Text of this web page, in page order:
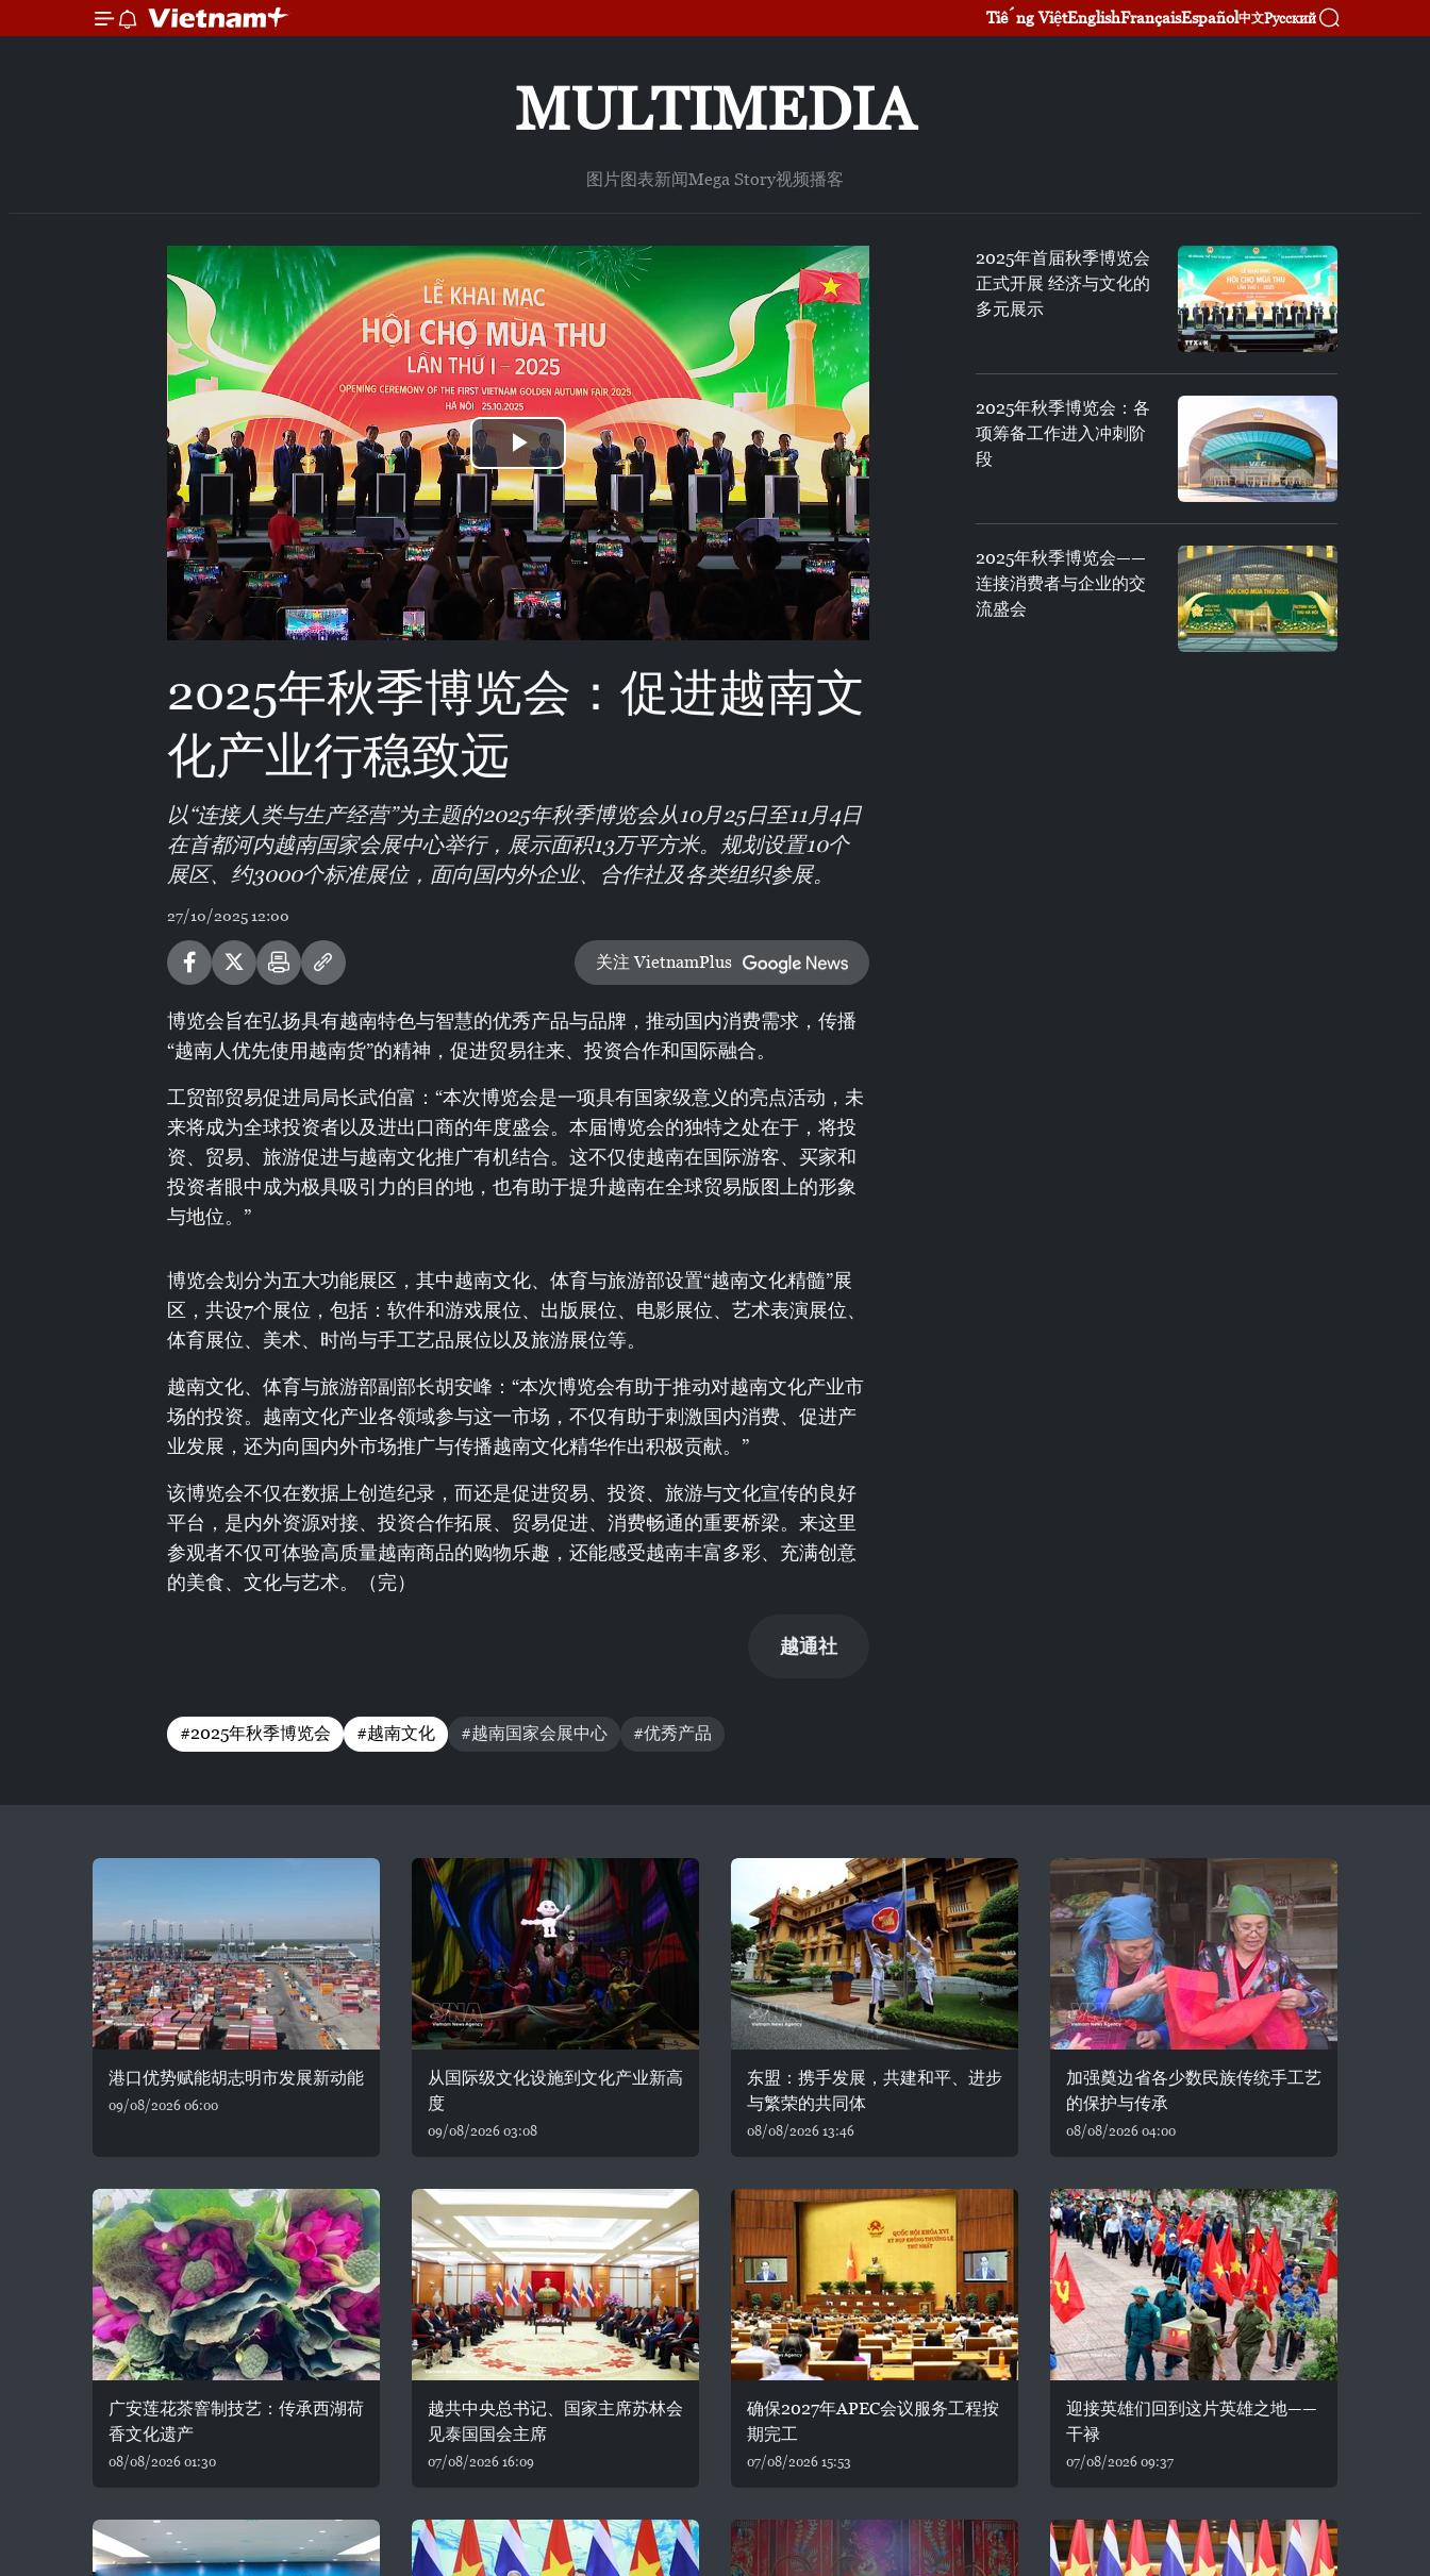
Tiếng ViệtEnglishFrançaisEspañol中文Русский
MULTIMEDIA
图片图表新闻Mega Story视频播客
Play
Video
2025年秋季博览会：促进越南文
化产业行稳致远
以“连接人类与生产经营”为主题的2025年秋季博览会从10月25日至11月4日
在首都河内越南国家会展中心举行，展示面积13万平方米。规划设置10个
展区、约3000个标准展位，面向国内外企业、合作社及各类组织参展。
27/10/2025 12:00
关注 VietnamPlus
博览会旨在弘扬具有越南特色与智慧的优秀产品与品牌，推动国内消费需求，传播
“越南人优先使用越南货”的精神，促进贸易往来、投资合作和国际融合。
工贸部贸易促进局局长武伯富：“本次博览会是一项具有国家级意义的亮点活动，未
来将成为全球投资者以及进出口商的年度盛会。本届博览会的独特之处在于，将投
资、贸易、旅游促进与越南文化推广有机结合。这不仅使越南在国际游客、买家和
投资者眼中成为极具吸引力的目的地，也有助于提升越南在全球贸易版图上的形象
与地位。”
博览会划分为五大功能展区，其中越南文化、体育与旅游部设置“越南文化精髓”展
区，共设7个展位，包括：软件和游戏展位、出版展位、电影展位、艺术表演展位、
体育展位、美术、时尚与手工艺品展位以及旅游展位等。
越南文化、体育与旅游部副部长胡安峰：“本次博览会有助于推动对越南文化产业市
场的投资。越南文化产业各领域参与这一市场，不仅有助于刺激国内消费、促进产
业发展，还为向国内外市场推广与传播越南文化精华作出积极贡献。”
该博览会不仅在数据上创造纪录，而还是促进贸易、投资、旅游与文化宣传的良好
平台，是内外资源对接、投资合作拓展、贸易促进、消费畅通的重要桥梁。来这里
参观者不仅可体验高质量越南商品的购物乐趣，还能感受越南丰富多彩、充满创意
的美食、文化与艺术。（完）
越通社
#2025年秋季博览会 #越南文化 #越南国家会展中心 #优秀产品
2025年首届秋季博览会
正式开展 经济与文化的
多元展示
2025年秋季博览会：各
项筹备工作进入冲刺阶
段
2025年秋季博览会——
连接消费者与企业的交
流盛会
港口优势赋能胡志明市发展新动能
09/08/2026 06:00
从国际级文化设施到文化产业新高
度
09/08/2026 03:08
东盟：携手发展，共建和平、进步
与繁荣的共同体
08/08/2026 13:46
加强奠边省各少数民族传统手工艺
的保护与传承
08/08/2026 04:00
广安莲花茶窨制技艺：传承西湖荷
香文化遗产
08/08/2026 01:30
越共中央总书记、国家主席苏林会
见泰国国会主席
07/08/2026 16:09
确保2027年APEC会议服务工程按
期完工
07/08/2026 15:53
迎接英雄们回到这片英雄之地——
干禄
07/08/2026 09:37